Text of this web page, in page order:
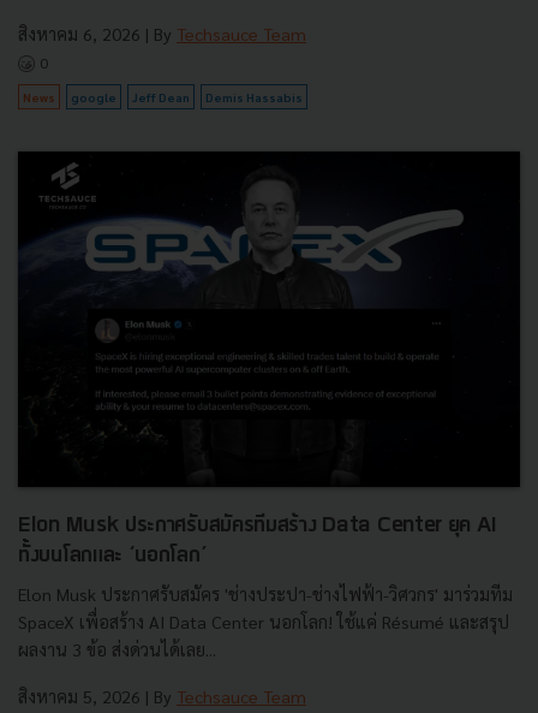
สิงหาคม 6, 2026 | By Techsauce Team
0
News google Jeff Dean Demis Hassabis
Elon Musk ประกาศรับสมัครทีมสร้าง Data Center ยุค AI
ทั้งบนโลกและ ‘นอกโลก’
Elon Musk ประกาศรับสมัคร 'ช่างประปา-ช่างไฟฟ้า-วิศวกร' มาร่วมทีม
SpaceX เพื่อสร้าง AI Data Center นอกโลก! ใช้แค่ Résumé และสรุป
ผลงาน 3 ข้อ ส่งด่วนได้เลย...
สิงหาคม 5, 2026 | By Techsauce Team